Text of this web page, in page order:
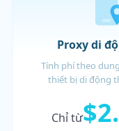
Proxy di
Tính phí theo
thiết bị di động
Chỉ từ